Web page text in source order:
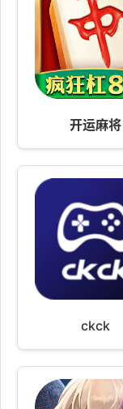
开运麻将
ckck